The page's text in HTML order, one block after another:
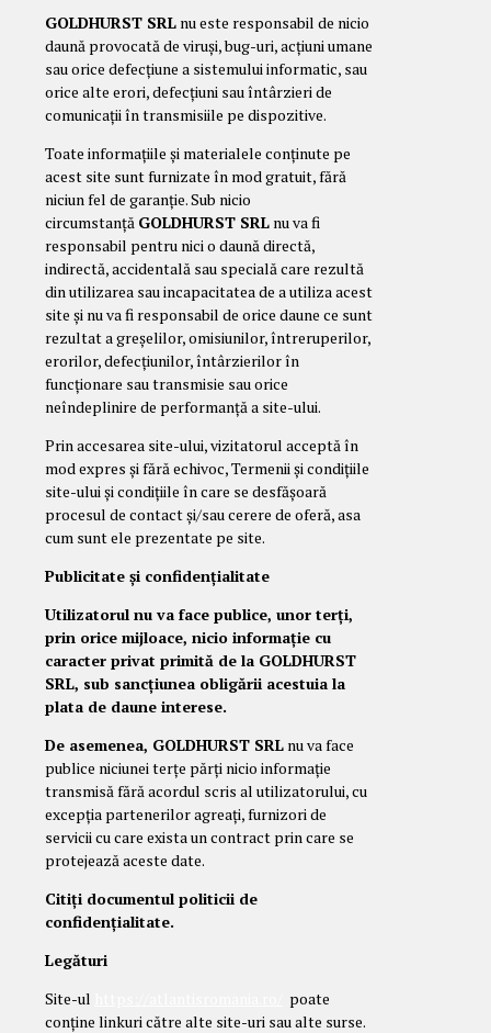
GOLDHURST SRL nu este responsabil de nicio
daună provocată de viruși, bug-uri, acțiuni umane
sau orice defecțiune a sistemului informatic, sau
orice alte erori, defecțiuni sau întârzieri de
comunicații în transmisiile pe dispozitive.
Toate informațiile și materialele conținute pe
acest site sunt furnizate în mod gratuit, fără
niciun fel de garanție. Sub nicio
circumstanță GOLDHURST SRL nu va fi
responsabil pentru nici o daună directă,
indirectă, accidentală sau specială care rezultă
din utilizarea sau incapacitatea de a utiliza acest
site și nu va fi responsabil de orice daune ce sunt
rezultat a greșelilor, omisiunilor, întreruperilor,
erorilor, defecțiunilor, întârzierilor în
funcționare sau transmisie sau orice
neîndeplinire de performanță a site-ului.
Prin accesarea site-ului, vizitatorul acceptă în
mod expres și fără echivoc, Termenii și condițiile
site-ului și condițiile în care se desfășoară
procesul de contact și/sau cerere de oferă, asa
cum sunt ele prezentate pe site.
Publicitate și confidențialitate
Utilizatorul nu va face publice, unor terți,
prin orice mijloace, nicio informație cu
caracter privat primită de la GOLDHURST
SRL, sub sancțiunea obligării acestuia la
plata de daune interese.
De asemenea, GOLDHURST SRL nu va face
publice niciunei terțe părți nicio informație
transmisă fără acordul scris al utilizatorului, cu
excepția partenerilor agreați, furnizori de
servicii cu care exista un contract prin care se
protejează aceste date.
Citiți documentul politicii de
confidențialitate.
Legături
Site-ul
poate
conține linkuri către alte site-uri sau alte surse.